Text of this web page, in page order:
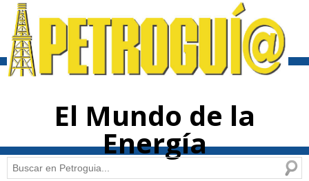
contenido
El Mundo de la
Energía
Buscar